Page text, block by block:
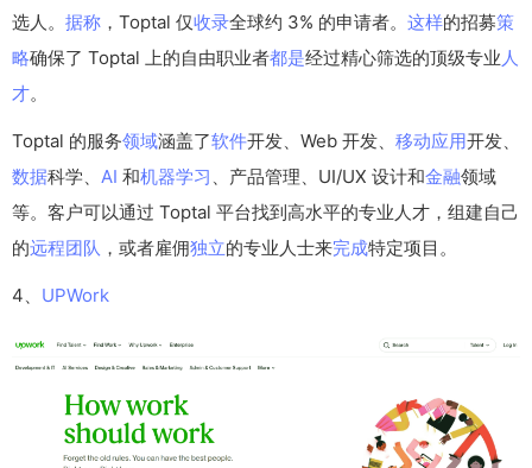
选人。 据称 ，Toptal 仅收录全球约 3% 的申请者。 这样的招募策
略确保了 Toptal 上的自由职业者都是经过精心筛选的顶级专业人
才。
Toptal 的服务领域涵盖了软件开发、Web 开发、 移动应用开发、
数据科学、 AI 和机器学习 、产品管理、UI/UX 设计和金融领域
等。客户可以通过 Toptal 平台找到高水平的专业人才，组建自己
的远程团队 ，或者雇佣独立的专业人士来完成特定项目。
4、 UPWork